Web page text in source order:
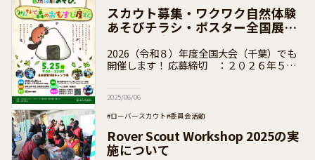
#加盟員向け
スカウト募集・ワクワク自然体験
あそびチラシ・ポスター全国展
開催のご案内と作品募集
2026（令和８）年度全国大会（千葉）でも
開催します！ 応募締切 ：２０２６年５月
sokaku@scout.or.jp 郵
2025/06/06
#ローバースカウト#委員会活動
#日本連盟事業（通年・季節事業）
#日本連盟事業（イベント事業）#加盟員向け
Rover Scout Workshop 2025の実
施について